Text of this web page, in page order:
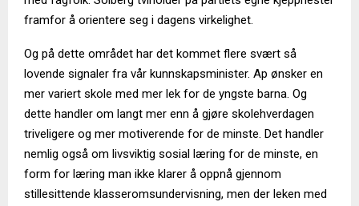
framfor å orientere seg i dagens virkelighet.
Og på dette området har det kommet flere svært så
lovende signaler fra vår kunnskapsminister. Ap ønsker en
mer variert skole med mer lek for de yngste barna. Og
dette handler om langt mer enn å gjøre skolehverdagen
triveligere og mer motiverende for de minste. Det handler
nemlig også om livsviktig sosial læring for de minste, en
form for læring man ikke klarer å oppnå gjennom
stillesittende klasseromsundervisning, men der leken med